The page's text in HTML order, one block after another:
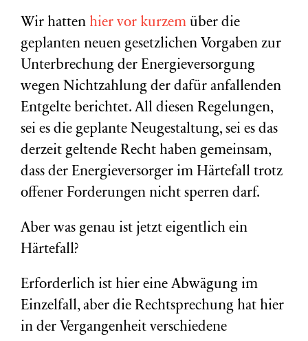
Wir hatten hier vor kurzem über die
geplanten neuen gesetzlichen Vorgaben zur
Unterbrechung der Energieversorgung
wegen Nichtzahlung der dafür anfallenden
Entgelte berichtet. All diesen Regelungen,
sei es die geplante Neugestaltung, sei es das
derzeit geltende Recht haben gemeinsam,
dass der Energieversorger im Härtefall trotz
offener Forderungen nicht sperren darf.
Aber was genau ist jetzt eigentlich ein
Härtefall?
Erforderlich ist hier eine Abwägung im
Einzelfall, aber die Rechtsprechung hat hier
in der Vergangenheit verschiedene